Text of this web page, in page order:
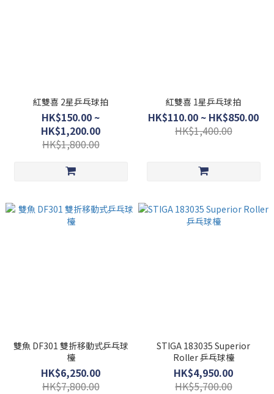
紅雙喜 2星乒乓球拍
HK$150.00 ~
HK$1,200.00
HK$1,800.00
紅雙喜 1星乒乓球拍
HK$110.00 ~ HK$850.00
HK$1,400.00
雙魚 DF301 雙折移動式乒乓球
檯
HK$6,250.00
HK$7,800.00
STIGA 183035 Superior
Roller 乒乓球檯
HK$4,950.00
HK$5,700.00